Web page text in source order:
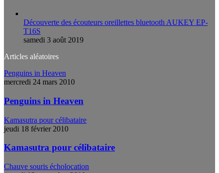
Découverte des écouteurs oreillettes bluetooth AUKEY EP-
T16S
samedi 3 août 2019
Articles aléatoires
Penguins in Heaven
mercredi 24 mars 2010
Penguins in Heaven
Kamasutra pour célibataire
jeudi 18 février 2010
Kamasutra pour célibataire
Chauve souris écholocation